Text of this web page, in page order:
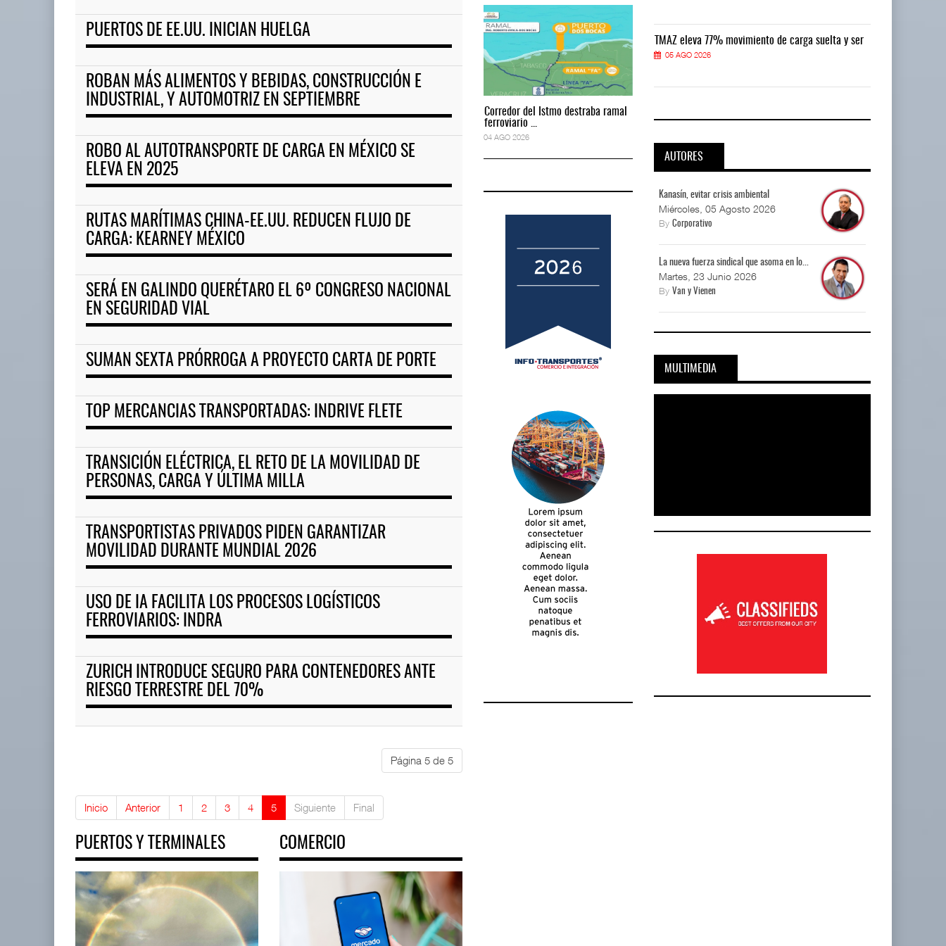
PUERTOS DE EE.UU. INICIAN HUELGA
ROBAN MÁS ALIMENTOS Y BEBIDAS, CONSTRUCCIÓN E
INDUSTRIAL, Y AUTOMOTRIZ EN SEPTIEMBRE
ROBO AL AUTOTRANSPORTE DE CARGA EN MÉXICO SE
ELEVA EN 2025
RUTAS MARÍTIMAS CHINA-EE.UU. REDUCEN FLUJO DE
CARGA: KEARNEY MÉXICO
SERÁ EN GALINDO QUERÉTARO EL 6º CONGRESO NACIONAL
EN SEGURIDAD VIAL
SUMAN SEXTA PRÓRROGA A PROYECTO CARTA DE PORTE
TOP MERCANCIAS TRANSPORTADAS: INDRIVE FLETE
TRANSICIÓN ELÉCTRICA, EL RETO DE LA MOVILIDAD DE
PERSONAS, CARGA Y ÚLTIMA MILLA
TRANSPORTISTAS PRIVADOS PIDEN GARANTIZAR
MOVILIDAD DURANTE MUNDIAL 2026
USO DE IA FACILITA LOS PROCESOS LOGÍSTICOS
FERROVIARIOS: INDRA
ZURICH INTRODUCE SEGURO PARA CONTENEDORES ANTE
RIESGO TERRESTRE DEL 70%
Página 5 de 5
Inicio Anterior 1 2 3 4 5 Siguiente Final
PUERTOS Y TERMINALES COMERCIO
Corredor del Istmo destraba ramal
04 AGO 2026
Corredor del Istmo destraba ramal
04 AGO 2026
Corredor del Istmo destraba ramal
ferroviario ...
04 AGO 2026
ferroviario ...
ferroviario ...
TMAZ eleva 77% movimiento de carga suelta y ser TMAZ eleva 77% movimiento de carga suelta y ser
05 AGO 2026
AUTORES
Kanasín, evitar crisis ambiental
Miércoles, 05 Agosto 2026
By Corporativo
La nueva fuerza sindical que asoma en lo...
Martes, 23 Junio 2026
By Van y Vienen
MULTIMEDIA